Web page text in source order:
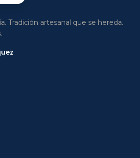
Tradición artesanal que se hereda.